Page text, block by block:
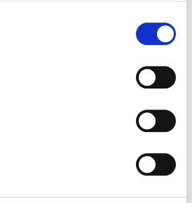
vaikuttaa
laki etenee